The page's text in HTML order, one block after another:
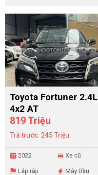
Toyota Fortuner 2.4L
4x2 AT
819 Triệu
Trả trước: 245 Triệu
2022 Xe cũ
Lắp ráp Máy Dầu